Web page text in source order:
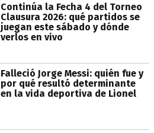
Continúa la Fecha 4 del Torneo
Clausura 2026: qué partidos se
juegan este sábado y dónde
verlos en vivo
Falleció Jorge Messi: quién fue y
por qué resultó determinante
en la vida deportiva de Lionel